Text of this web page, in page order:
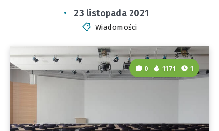
23 listopada 2021
Wiadomości
0 1171 1